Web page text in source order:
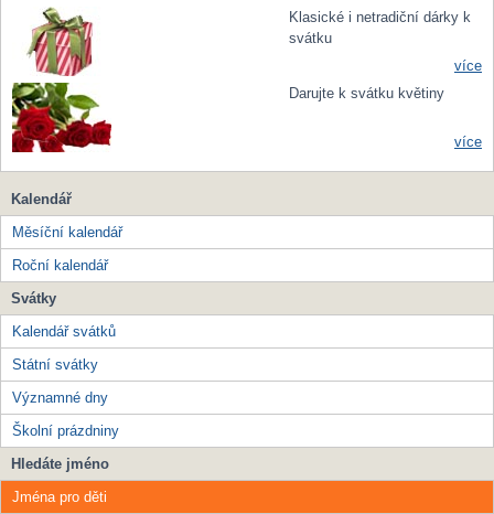
Klasické i netradiční dárky k
svátku
více
Darujte k svátku květiny
více
Kalendář
Měsíční kalendář
Roční kalendář
Svátky
Kalendář svátků
Státní svátky
Významné dny
Školní prázdniny
Hledáte jméno
Jména pro děti